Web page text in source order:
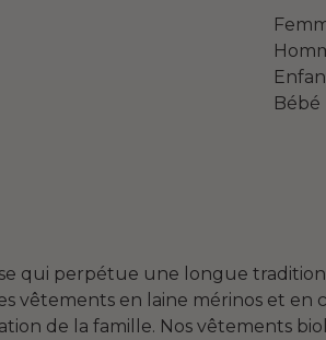
Bébé
qui perpétue une longue
vêtements en laine mérinos et
de la famille. Nos vêtements